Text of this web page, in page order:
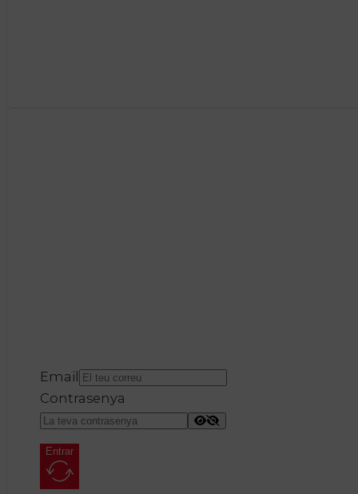
Email
Contrasenya
Entrar